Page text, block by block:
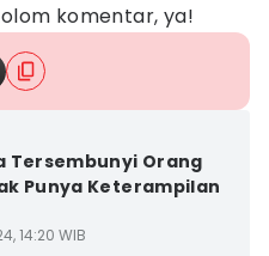
komentar, ya!
Tersembunyi Orang
Punya Keterampilan
14:20 WIB